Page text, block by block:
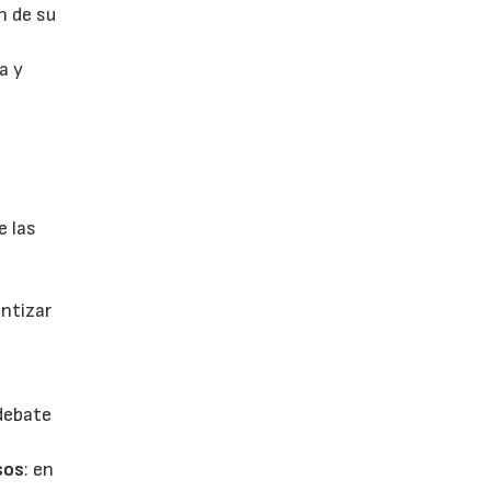
de su
y
las
: en